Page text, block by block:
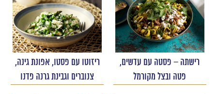
רישתה – פסטה עם עדשים,
פטה ובצל מקורמל
ריזוטו עם פסטו, אפונת גינה,
צנוברים וגבינת גרנה פדנו